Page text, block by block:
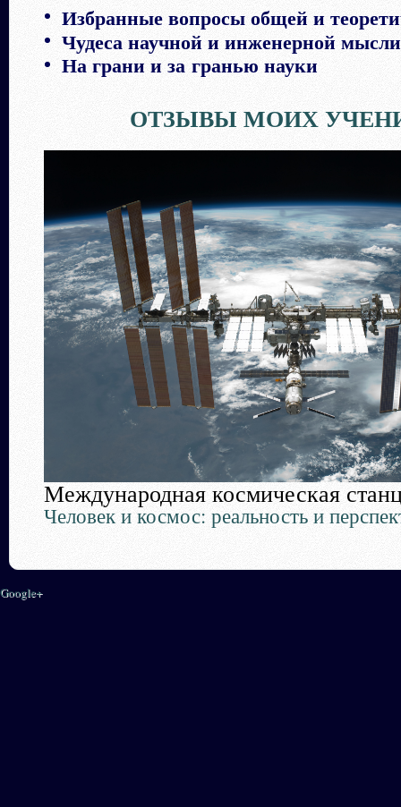
Избранные вопросы общей и
Чудеса научной и инженерной
На грани и за гранью науки
ОТЗЫВЫ МОИХ
Международная космическая
Человек и космос: реальность и
Google+